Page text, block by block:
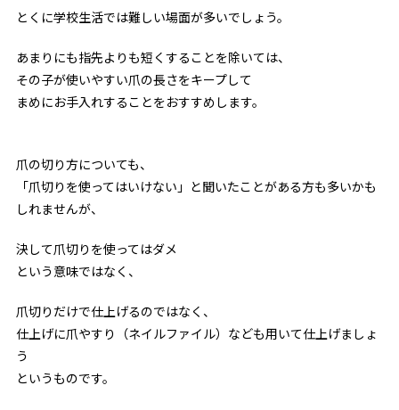
とくに学校生活では難しい場面が多いでしょう。
あまりにも指先よりも短くすることを除いては、
その子が使いやすい爪の長さをキープして
まめにお手入れすることをおすすめします。
爪の切り方についても、
「爪切りを使ってはいけない」と聞いたことがある方も多いかも
しれませんが、
決して爪切りを使ってはダメ
という意味ではなく、
爪切りだけで仕上げるのではなく、
仕上げに爪やすり（ネイルファイル）なども用いて仕上げましょ
う
というものです。